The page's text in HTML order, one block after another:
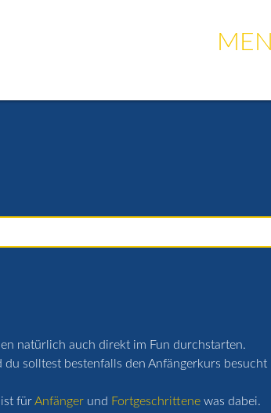
natürlich auch direkt im Fun durchstarten.
du solltest bestenfalls den Anfängerkurs besucht
fürAnfänger und Fortgeschrittene was dabei.